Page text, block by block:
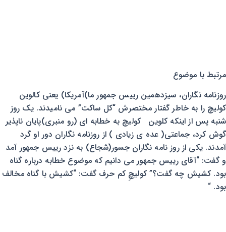
مرتبط با موضوع
روزنامه نگاران، سیزدهمین رییس جمهور ما)آمریکا) یعنی کالوین
کولیچ را به خاطر گفتار مختصرش “کل ساکت” می نامیدند. یک روز
شنبه پس از اینکه کلوین کولیچ به خطابه ای (رو منبری)پایان ناپذیر
گوش کرد، جماعتی( عده ی زیادی ) از روزنامه نگاران دور او گرد
آمدند. یکی از روز نامه نگاران جسور(شجاع) به نزد رییس جمهور آمد
و گفت: “آقای رییس جمهور می دانیم که موضوع خطابه درباره گناه
بود. کشیش چه گفت؟” کولیچِ کم حرف گفت: “کشیش با گناه مخالف
بود. “